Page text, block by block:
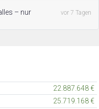
– nur
vor 7 Tagen
22.887.648 €
25.719.168 €